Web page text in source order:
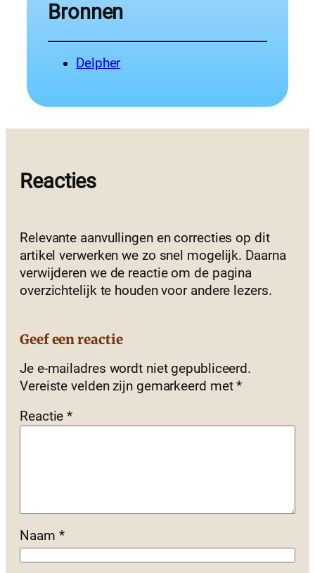
Bronnen
Delpher
Reacties
Relevante aanvullingen en correcties op dit
artikel verwerken we zo snel mogelijk. Daarna
verwijderen we de reactie om de pagina
overzichtelijk te houden voor andere lezers.
Geef een reactie
Je e-mailadres wordt niet gepubliceerd.
Vereiste velden zijn gemarkeerd met*
Reactie*
Naam *